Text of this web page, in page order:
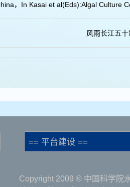
，In Kasai et al(Eds):Algal Culture
风雨长江五十
== 平台建设 ==
Copyright 2009 © 中国科学院